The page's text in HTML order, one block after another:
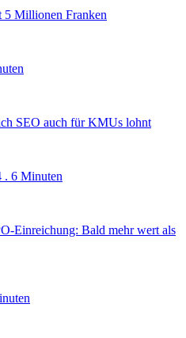
5 Millionen Franken
SEO auch für KMUs lohnt
. 6 Minuten
Einreichung: Bald mehr wert als